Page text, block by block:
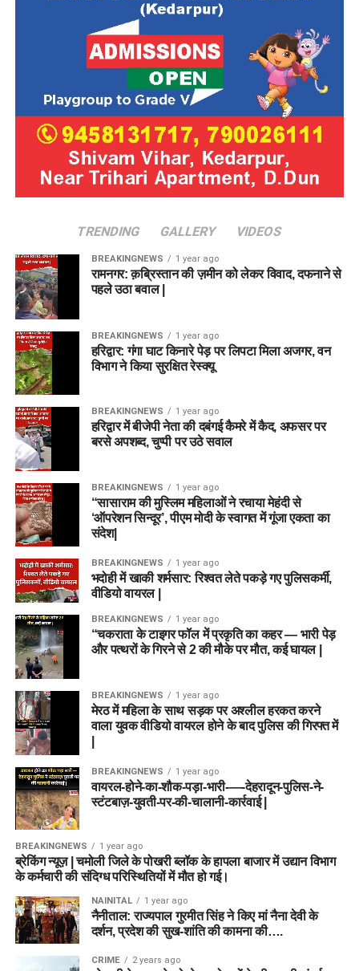
TRENDING GALLERY VIDEOS
BREAKINGNEWS 1 year ago
रामनगर: क़ब्रिस्तान की ज़मीन को लेकर विवाद, दफनाने से
पहले उठा बवाल |
BREAKINGNEWS 1 year ago
हरिद्वार: गंगा घाट किनारे पेड़ पर लिपटा मिला अजगर, वन
विभाग ने किया सुरक्षित रेस्क्यू
BREAKINGNEWS 1 year ago
हरिद्वार में बीजेपी नेता की दबंगई कैमरे में कैद, अफसर पर
बरसे अपशब्द, चुप्पी पर उठे सवाल
BREAKINGNEWS 1 year ago
“सासाराम की मुस्लिम महिलाओं ने रचाया मेहंदी से
‘ऑपरेशन सिन्दूर’, पीएम मोदी के स्वागत में गूंजा एकता का
संदेश|
BREAKINGNEWS 1 year ago
भदोही में खाकी शर्मसार: रिश्वत लेते पकड़े गए पुलिसकर्मी,
वीडियो वायरल |
BREAKINGNEWS 1 year ago
“चकराता के टाइगर फॉल में प्रकृति का कहर — भारी पेड़
और पत्थरों के गिरने से 2 की मौके पर मौत, कई घायल |
BREAKINGNEWS 1 year ago
मेरठ में महिला के साथ सड़क पर अश्लील हरकत करने
वाला युवक वीडियो वायरल होने के बाद पुलिस की गिरफ्त में
BREAKINGNEWS 1 year ago
वायरल-होने-का-शौक-पड़ा-भारी-—-देहरादून-पुलिस-ने-
स्टंटबाज़-युवती-पर-की-चालानी-कार्रवाई |
BREAKINGNEWS 1 year ago
ब्रेकिंग न्यूज़ | चमोली जिले के पोखरी ब्लॉक के हापला बाजार में उद्यान विभाग
के कर्मचारी की संदिग्ध परिस्थितियों में मौत हो गई।
NAINITAL 1 year ago
नैनीताल: राज्यपाल गुरमीत सिंह ने किए मां नैना देवी के
दर्शन, प्रदेश की सुख-शांति की कामना की….
CRIME 2 years ago